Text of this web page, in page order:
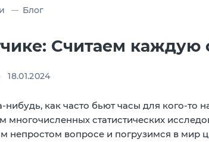
Блог
Считаем каждую
18.01.2024
как часто бьют часы для кого-то
многочисленных статистических
непростом вопросе и погрузимся в мир